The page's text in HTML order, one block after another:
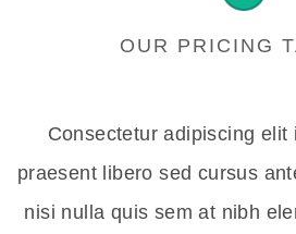
OUR PRICING
Consectetur adipiscing elit
praesent libero sed cursus
nisi nulla quis sem at nibh